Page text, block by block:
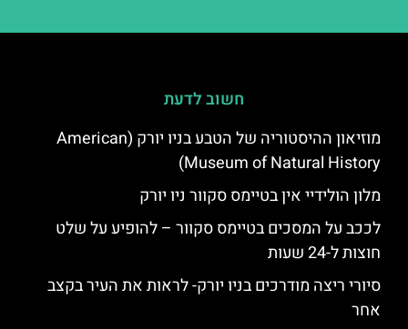
חשוב לדעת
מוזיאון ההיסטוריה של הטבע בניו יורק (American
Museum of Natural History)
מלון הולידיי אין בטיימס סקוור ניו יורק
לככב על המסכים בטיימס סקוור – להופיע על שלט
חוצות ל-24 שעות
סיורי ריצה מודרכים בניו יורק- לראות את העיר בקצב
אחר